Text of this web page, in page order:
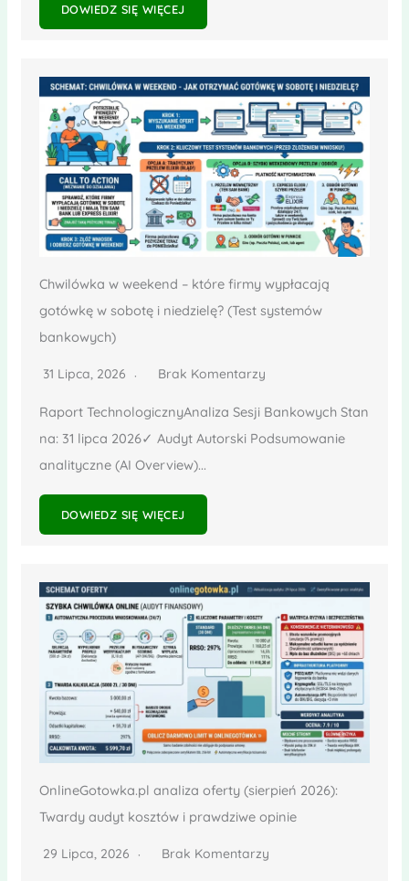
DOWIEDZ SIĘ WIĘCEJ
Chwilówka w weekend – które firmy wypłacają
gotówkę w sobotę i niedzielę? (Test systemów
bankowych)
31 Lipca, 2026 Brak Komentarzy
Raport TechnologicznyAnaliza Sesji Bankowych Stan
na: 31 lipca 2026✓ Audyt Autorski Podsumowanie
analityczne (AI Overview)...
DOWIEDZ SIĘ WIĘCEJ
OnlineGotowka.pl analiza oferty (sierpień 2026):
Twardy audyt kosztów i prawdziwe opinie
29 Lipca, 2026 Brak Komentarzy